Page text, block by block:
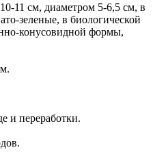
11 см, диаметром 5-6,5 см, в
зеленые, в биологической
конусовидной формы,
и переработки.